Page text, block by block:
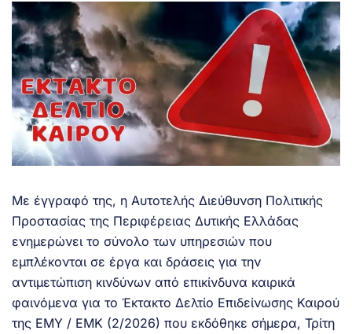
Με έγγραφό της, η Αυτοτελής Διεύθυνση Πολιτικής
Προστασίας της Περιφέρειας Δυτικής Ελλάδας
ενημερώνει το σύνολο των υπηρεσιών που
εμπλέκονται σε έργα και δράσεις για την
αντιμετώπιση κινδύνων από επικίνδυνα καιρικά
φαινόμενα για το Έκτακτο Δελτίο Επιδείνωσης Καιρού
της ΕΜΥ / ΕΜΚ (2/2026) που εκδόθηκε σήμερα, Τρίτη